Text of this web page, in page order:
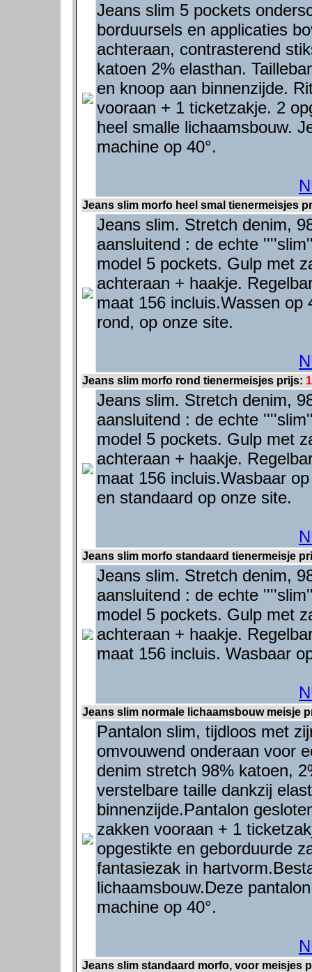
Jeans slim 5 pockets
borduursels en applicaties
achteraan, contrasterend
katoen 2% elasthan.
en knoop aan binnenzijde.
vooraan + 1 ticketzakje. 2
heel smalle lichaamsbouw.
machine op 40°.
Jeans slim morfo heel smal tienermeisjes
Jeans slim. Stretch denim,
aansluitend : de echte
model 5 pockets. Gulp met
achteraan + haakje.
maat 156 incluis.Wassen op
rond, op onze site.
Jeans slim morfo rond tienermeisjes prijs:
Jeans slim. Stretch denim,
aansluitend : de echte
model 5 pockets. Gulp met
achteraan + haakje.
maat 156 incluis.Wasbaar
en standaard op onze site.
Jeans slim morfo standaard tienermeisje
Jeans slim. Stretch denim,
aansluitend : de echte
model 5 pockets. Gulp met
achteraan + haakje.
maat 156 incluis. Wasbaar
Jeans slim normale lichaamsbouw meisje
Pantalon slim, tijdloos met
omvouwend onderaan voor
denim stretch 98% katoen,
verstelbare taille dankzij
binnenzijde.Pantalon
zakken vooraan + 1
opgestikte en geborduurde
fantasiezak in
lichaamsbouw.Deze
machine op 40°.
Jeans slim standaard morfo, voor meisjes